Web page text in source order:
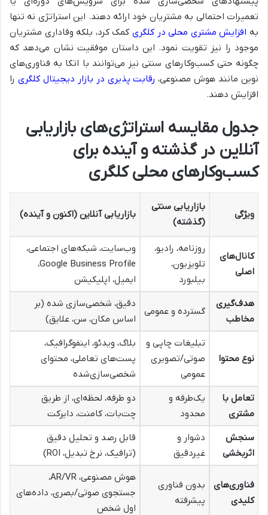
تعمیرات احتمالی به مشتریان خود ارائه دهند. این استراتژی نه تنها
به افزایش مشتری محلی در کلگری کمک کرد، بلکه وفاداری مشتریان
موجود را نیز تقویت نمود. این داستان موفقیت نشان می‌دهد که
چگونه حتی کسب‌وکارهای سنتی نیز می‌توانند با اتکا به فناوری‌های
نوین مانند هوش مصنوعی، رقابت پذیری در بازار دیجیتال کلگری را
افزایش دهند.
جدول مقایسه استراتژی‌های بازاریابی
آنلاین در گذشته و آینده برای
کسب‌وکارهای محلی کلگری
ویژگی
بازاریابی سنتی
(گذشته)
بازاریابی آنلاین (اکنون و آینده)
کانال‌های
اصلی
روزنامه، رادیو،
تلویزیون،
بیلبورد
وب‌سایت، شبکه‌های اجتماعی،
Google Business Profile،
ایمیل، اپلیکیشن
هدف‌گیری
مخاطب
گسترده و عمومی
دقیق، شخصی‌سازی شده (بر
اساس مکان، سن، علایق)
نوع محتوا
تبلیغات چاپی و
صوتی/تصویری
عمومی
بلاگ، ویدئو، اینفوگرافیک،
پست‌های تعاملی، محتوای
شخصی‌سازی‌شده
تعامل با
مشتری
یک‌طرفه و
محدود
دو طرفه، لحظه‌ای، از طریق
چت‌بات، کامنت، دایرکت
سنجش
اثربخشی
دشوار و
غیردقیق
قابل رصد و تحلیل دقیق
(ترافیک، نرخ تبدیل، ROI)
فناوری‌های
کلیدی
بدون فناوری
پیشرفته
هوش مصنوعی، AR/VR،
جستجوی صوتی/بصری، داده‌های
اول شخص